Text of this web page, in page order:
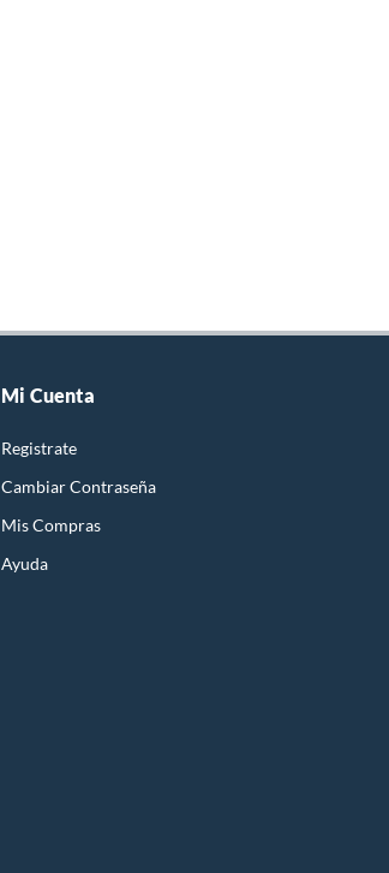
Mi Cuenta
Registrate
Cambiar Contraseña
Mis Compras
Ayuda